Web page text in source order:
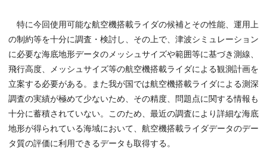
特に今回使用可能な航空機搭載ライダの候補とその性能、運用上
の制約等を十分に調査・検討し、その上で、津波シミュレーション
に必要な海底地形データのメッシュサイズや範囲等に基づき測線、
飛行高度、メッシュサイズ等の航空機搭載ライダによる観測計画を
立案する必要がある。また我が国では航空機搭載ライダによる測深
調査の実績が極めて少ないため、その精度、問題点に関する情報も
十分に蓄積されていない。このため、最近の調査により詳細な海底
地形が得られている海域において、航空機搭載ライダデータのデー
タ質の評価に利用できるデータも取得する。